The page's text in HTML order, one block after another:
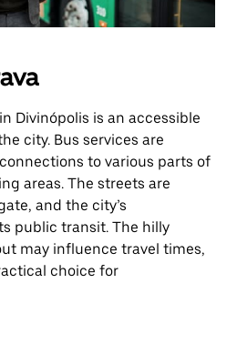
Divinópolis is an accessible
city. Bus services are
to various parts of
areas. The streets are
and the city’s
public transit. The hilly
may influence travel times,
choice for